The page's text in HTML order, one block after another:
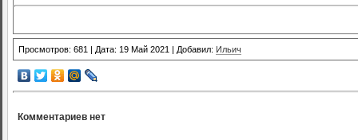
Просмотров: 681 | Дата: 19 Май 2021 | Добавил: Ильич
Комментариев нет